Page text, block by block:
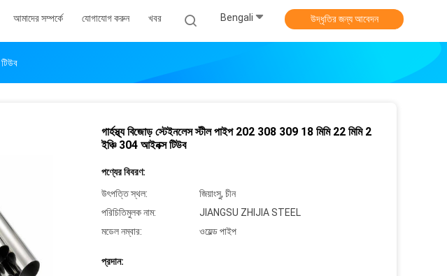
আমাদের সম্পর্কে যোগাযোগ করুন খবর Bengali উদ্ধৃতির জন্য আবেদন
গার্হস্থ্য বিজোড় স্টেইনলেস স্টীল পাইপ 202 308 309 18 মিমি 22 মিমি 2
ইঞ্চি 304 আইনক্স টিউব
পণ্যের বিবরণ:
উৎপত্তি স্থল:
জিয়াংসু, চীন
পরিচিতিমুলক নাম:
JIANGSU ZHIJIA STEEL
মডেল নম্বার:
ওয়েল্ড পাইপ
প্রদান: